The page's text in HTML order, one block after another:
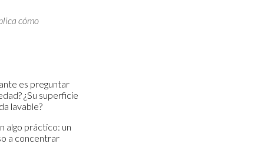
cómo
es preguntar
¿Su superficie
lavable?
algo práctico: un
a concentrar